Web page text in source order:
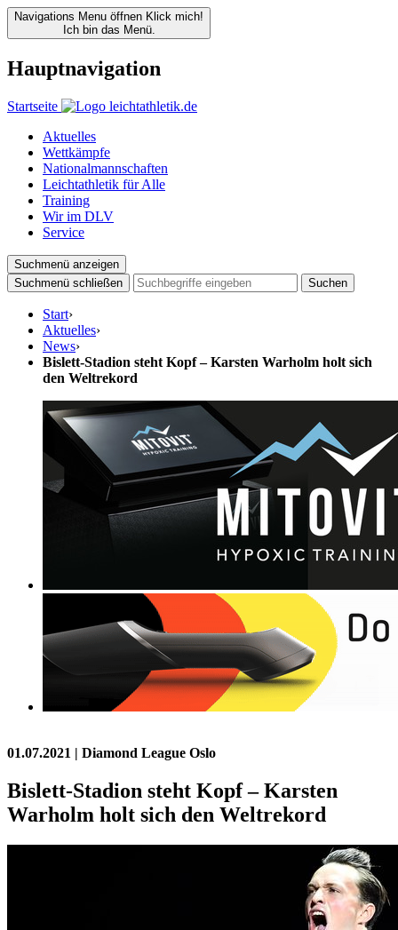
Navigations Menu öffnen Klick mich!
Ich bin das Menü.
Hauptnavigation
Startseite
Aktuelles
Wettkämpfe
Nationalmannschaften
Leichtathletik für Alle
Training
Wir im DLV
Service
Suchmenü anzeigen
Suchmenü schließen
Suchen
Start›
Aktuelles›
News›
Bislett-Stadion steht Kopf – Karsten Warholm holt sich
den Weltrekord
01.07.2021 | Diamond League Oslo
Bislett-Stadion steht Kopf – Karsten
Warholm holt sich den Weltrekord